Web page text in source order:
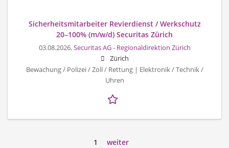
Sicherheitsmitarbeiter Revierdienst / Werkschutz
20–100% (m/w/d) Securitas Zürich
03.08.2026,Securitas AG - Regionaldirektion Zürich
Zürich
Bewachung / Polizei / Zoll / Rettung | Elektronik / Technik /
Uhren
1 weiter